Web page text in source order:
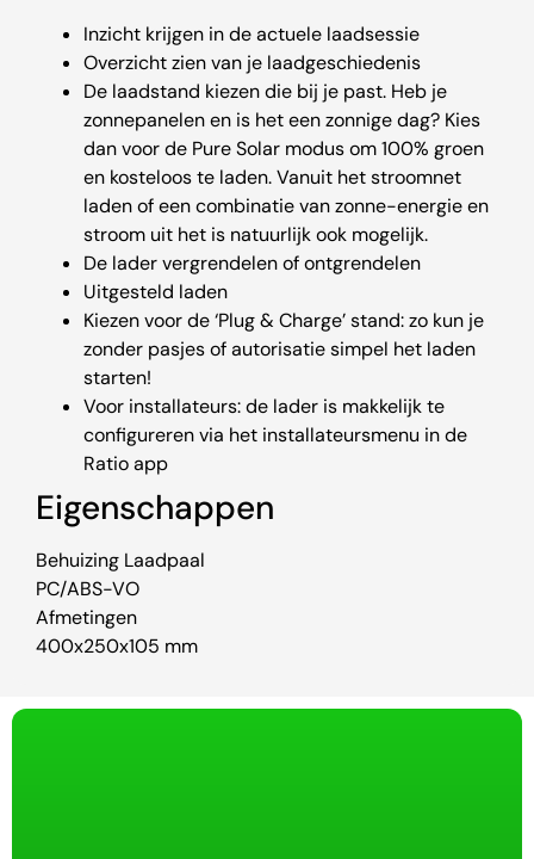
Inzicht krijgen in de actuele laadsessie
Overzicht zien van je laadgeschiedenis
De laadstand kiezen die bij je past. Heb je
zonnepanelen en is het een zonnige dag? Kies
dan voor de Pure Solar modus om 100% groen
en kosteloos te laden. Vanuit het stroomnet
laden of een combinatie van zonne-energie en
stroom uit het is natuurlijk ook mogelijk.
De lader vergrendelen of ontgrendelen
Uitgesteld laden
Kiezen voor de ‘Plug & Charge’ stand: zo kun je
zonder pasjes of autorisatie simpel het laden
starten!
Voor installateurs: de lader is makkelijk te
configureren via het installateursmenu in de
Ratio app
Eigenschappen
Behuizing Laadpaal
PC/ABS-VO
Afmetingen
400x250x105 mm